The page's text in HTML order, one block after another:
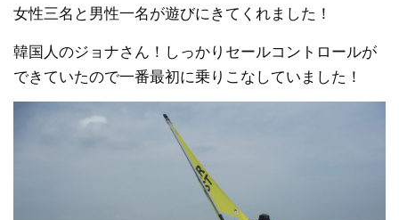
女性三名と男性一名が遊びにきてくれました！
韓国人のジョナさん！しっかりセールコントロールが
できていたので一番最初に乗りこなしていました！